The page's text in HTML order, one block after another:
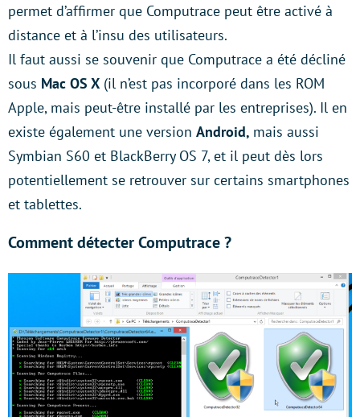
permet d’affirmer que Computrace peut être activé à
distance et à l’insu des utilisateurs.
Il faut aussi se souvenir que Computrace a été décliné
sous Mac OS X (il n’est pas incorporé dans les ROM
Apple, mais peut-être installé par les entreprises). Il en
existe également une version Android, mais aussi
Symbian S60 et BlackBerry OS 7, et il peut dès lors
potentiellement se retrouver sur certains smartphones
et tablettes.
Comment détecter Computrace ?